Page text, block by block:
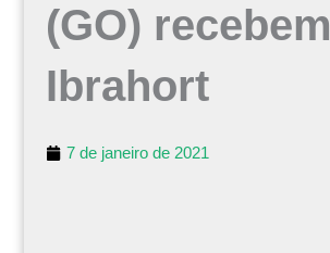
(GO) recebem
Ibrahort
7 de janeiro de 2021